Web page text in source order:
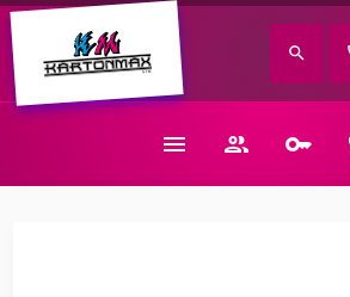
Zabudnuté heslo?
E-mail